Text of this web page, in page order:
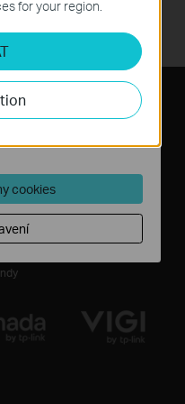
zprávy
poradenství
for your region.
analyzovat vaše
za účelem
prostřednictvím
cookies